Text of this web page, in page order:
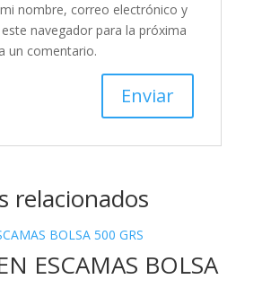
nombre, correo electrónico y
navegador para la próxima
un comentario.
relacionados
ESCAMAS BOLSA